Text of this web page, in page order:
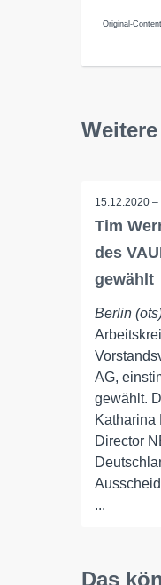
Original-
15.12.2020 –
Tim
des
gewählt
Berlin
AG,
gewählt.
Katharina
Director
...
Das